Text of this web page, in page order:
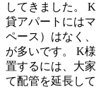
してきました。
貸アパートには
ペース）はなく
が多いです。 K
置するには、大
て配管を延長し